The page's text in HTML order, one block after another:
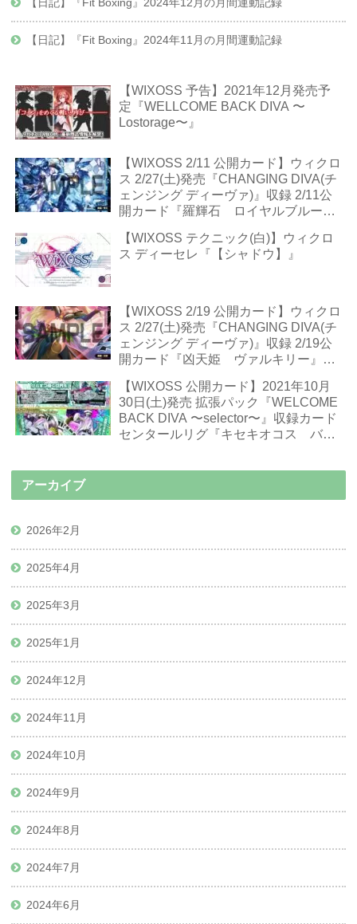
【日記】『Fit Boxing』2024年11月の月間運動記録
【WIXOSS 予告】2021年12月発売予
定『WELLCOME BACK DIVA 〜
Lostorage〜』
【WIXOSS 2/11 公開カード】ウィクロ
ス 2/27(土)発売『CHANGING DIVA(チ
ェンジング ディーヴァ)』収録 2/11公
開カード『羅輝石 ロイヤルブルー』
【WIXOSS テクニック(白)】ウィクロ
ス ディーセレ『【シャドウ】』
【WIXOSS 2/19 公開カード】ウィクロ
ス 2/27(土)発売『CHANGING DIVA(チ
ェンジング ディーヴァ)』収録 2/19公
開カード『凶天姫 ヴァルキリー』＋
【WIXOSS 公開カード】2021年10月
30日(土)発売 拡張パック『WELCOME
BACK DIVA 〜selector〜』収録カード
センタールリグ『キセキオコス バ
アーカイブ
2026年2月
2025年4月
2025年3月
2025年1月
2024年12月
2024年11月
2024年10月
2024年9月
2024年8月
2024年7月
2024年6月